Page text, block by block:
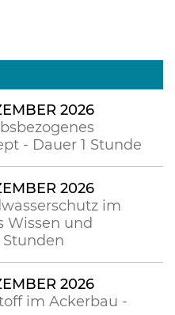
2026
- Dauer 1 Stunde
2026
im
Wissen und
2026
im Ackerbau -